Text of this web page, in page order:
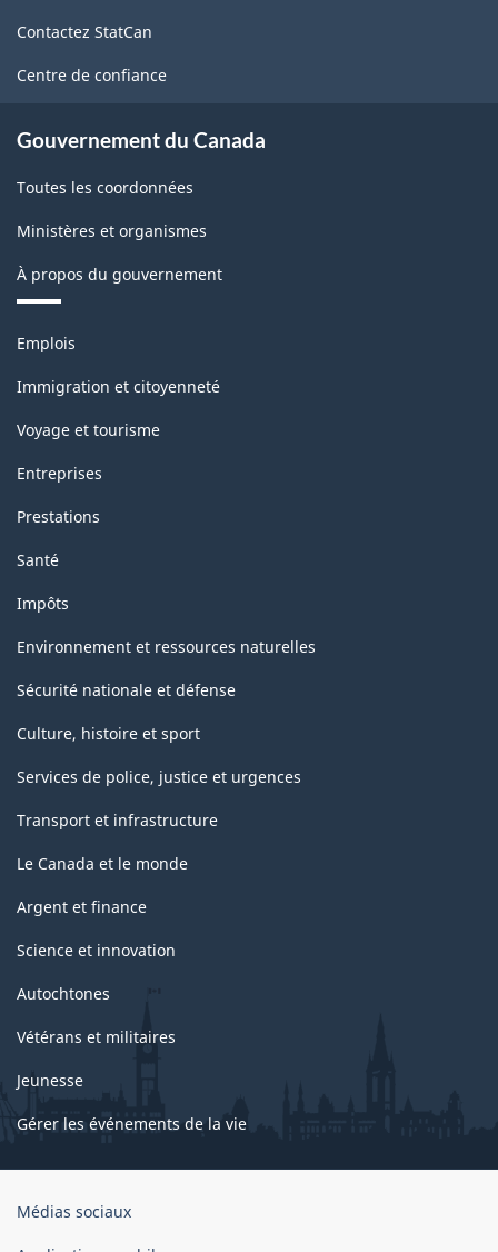
ce
site
Contactez StatCan
Centre de confiance
Gouvernement du Canada
Toutes les coordonnées
Ministères et organismes
À propos du gouvernement
Thèmes
sujets
Emplois
Immigration et citoyenneté
Voyage et tourisme
Entreprises
Prestations
Santé
Impôts
Environnement et ressources naturelles
Sécurité nationale et défense
Culture, histoire et sport
Services de police, justice et urgences
Transport et infrastructure
Le Canada et le monde
Argent et finance
Science et innovation
Autochtones
Vétérans et militaires
Jeunesse
Gérer les événements de la vie
Organisation
Médias sociaux